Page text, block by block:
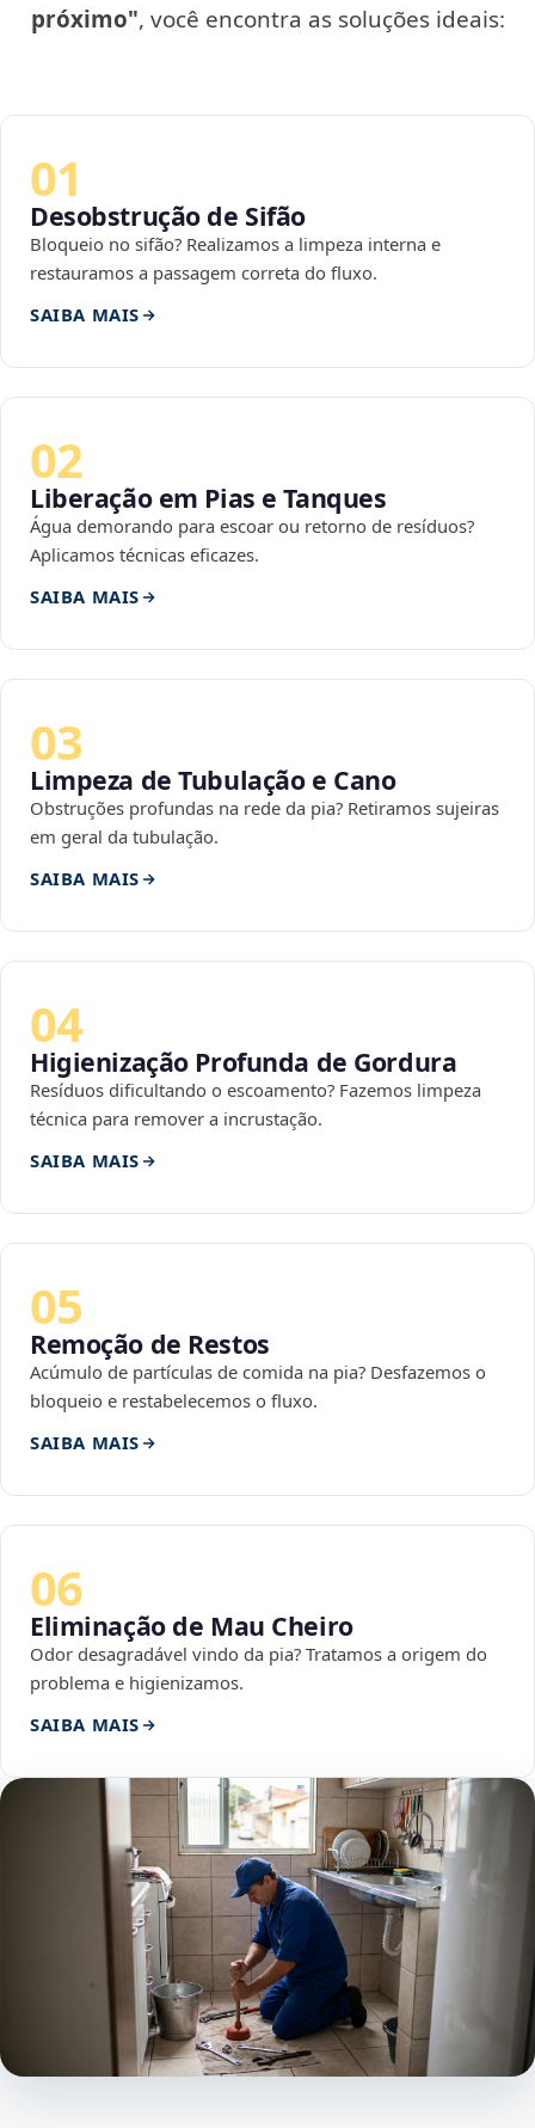
próximo", você encontra as soluções ideais:
01
Desobstrução de Sifão
Bloqueio no sifão? Realizamos a limpeza interna e
restauramos a passagem correta do fluxo.
SAIBA MAIS
02
Liberação em Pias e Tanques
Água demorando para escoar ou retorno de resíduos?
Aplicamos técnicas eficazes.
SAIBA MAIS
03
Limpeza de Tubulação e Cano
Obstruções profundas na rede da pia? Retiramos sujeiras
em geral da tubulação.
SAIBA MAIS
04
Higienização Profunda de Gordura
Resíduos dificultando o escoamento? Fazemos limpeza
técnica para remover a incrustação.
SAIBA MAIS
05
Remoção de Restos
Acúmulo de partículas de comida na pia? Desfazemos o
bloqueio e restabelecemos o fluxo.
SAIBA MAIS
06
Eliminação de Mau Cheiro
Odor desagradável vindo da pia? Tratamos a origem do
problema e higienizamos.
SAIBA MAIS